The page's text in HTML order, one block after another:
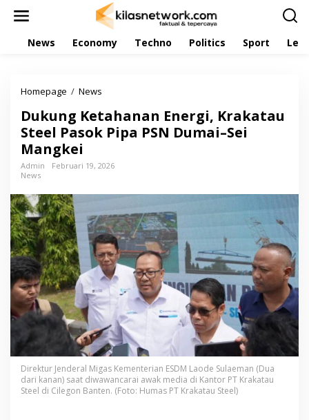
News Economy Techno Politics Sport
Homepage / News
k
u
n
K
h
a
n
a
n
E
n
e
r
g
i
,
K
r
a
Dukung Ketahanan Energi, Krakatau
Steel Pasok Pipa PSN Dumai–Sei
Mangkei
Admin
Februari 19, 2026
News
Direktur Jenderal Migas Kementerian ESDM Laode Sulaeman (Dua
dari kanan) saat diwawancarai awak media di Kantor PT Krakatau
Steel di Cilegon Banten. (Foto: Humas PT Krakatau Steel)